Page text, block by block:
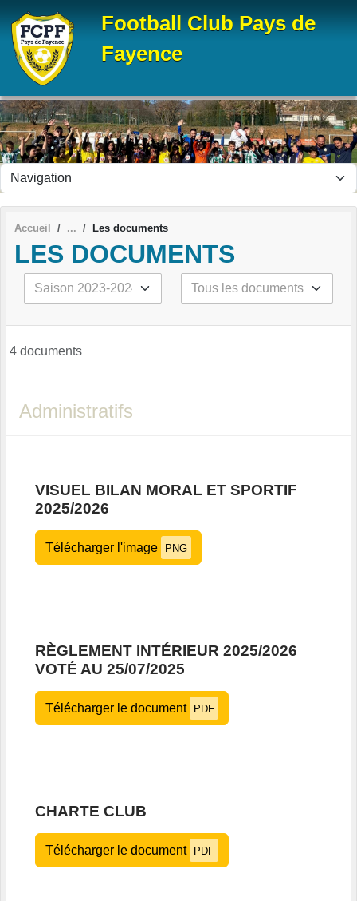
Football Club Pays de
Fayence
Accueil Les documents
LES DOCUMENTS
4 documents
Administratifs
VISUEL BILAN MORAL ET SPORTIF
2025/2026
Télécharger l'image PNG
RÈGLEMENT INTÉRIEUR 2025/2026
VOTÉ AU 25/07/2025
Télécharger le document PDF
CHARTE CLUB
Télécharger le document PDF
Panneau de gestion des cookies